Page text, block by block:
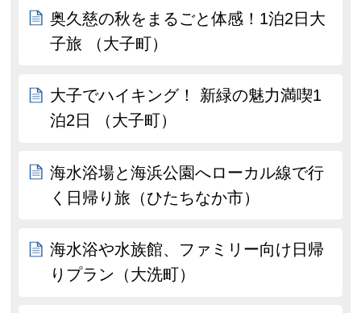
奥久慈の秋をまるごと体感！1泊2日大
子旅 （大子町）
大子でハイキング！ 新緑の魅力満喫1
泊2日 （大子町）
海水浴場と海浜公園へローカル線で行
く日帰り旅（ひたちなか市）
海水浴や水族館、ファミリー向け日帰
りプラン（大洗町）